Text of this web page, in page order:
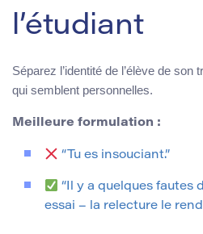
l’étudiant
Séparez l’identité de l’élève de
qui semblent personnelles.
Meilleure formulation :
“Tu es insouciant.”
“Il y a quelques fautes
essai – la relecture le